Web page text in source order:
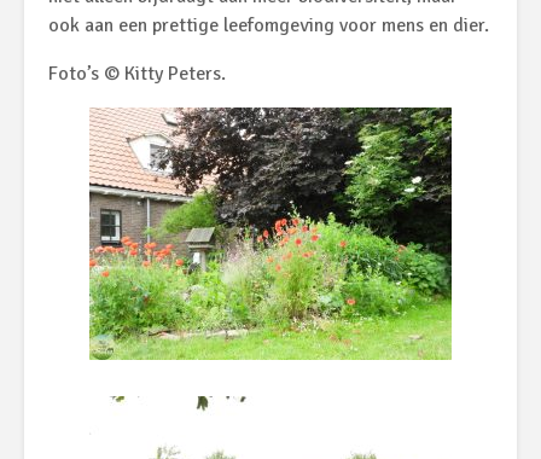
ook aan een prettige leefomgeving voor mens en dier.
Foto’s © Kitty Peters.